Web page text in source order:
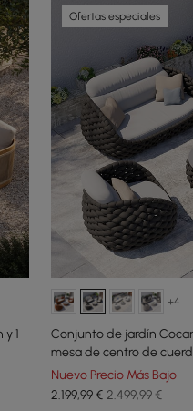
1
Ofertas especiales
+4
Conjunto de jardín
mesa de centro de
Nuevo Precio Más Bajo
2.199,99€ 2.499,99 €